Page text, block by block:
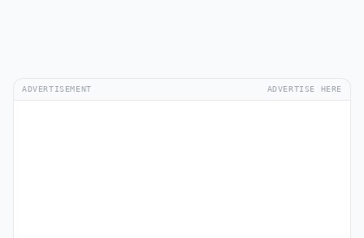
ADVERTISEMENT ADVERTISE HERE